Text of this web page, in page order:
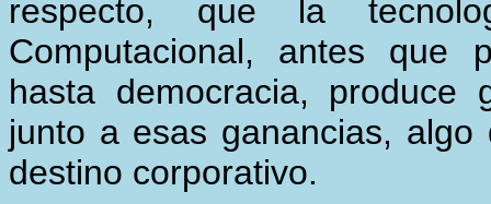
respecto, que la
Computacional, antes que
hasta democracia,
junto a esas ganancias,
destino corporativo.